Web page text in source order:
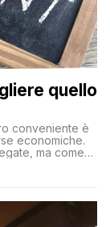
quello
conveniente è
economiche.
ma come
senza
zero spese
incidono